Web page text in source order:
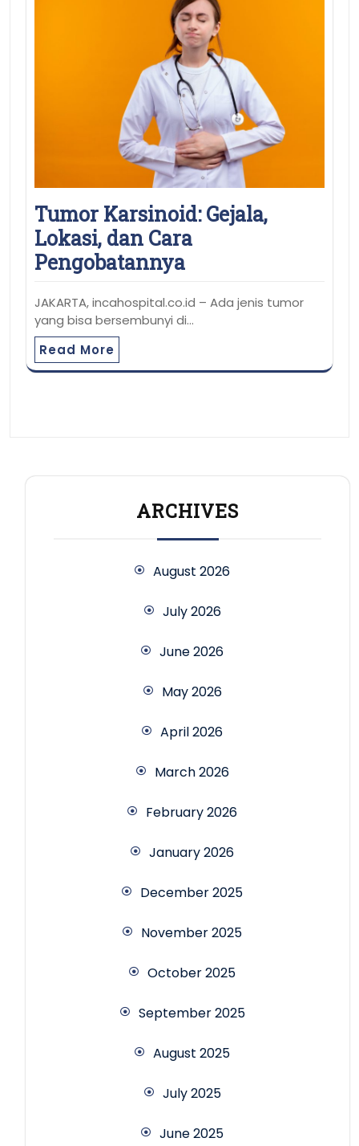
Tumor Karsinoid: Gejala,
Lokasi, dan Cara
Pengobatannya
JAKARTA, incahospital.co.id – Ada jenis tumor
yang bisa bersembunyi di…
Read More
ARCHIVES
August 2026
July 2026
June 2026
May 2026
April 2026
March 2026
February 2026
January 2026
December 2025
November 2025
October 2025
September 2025
August 2025
July 2025
June 2025